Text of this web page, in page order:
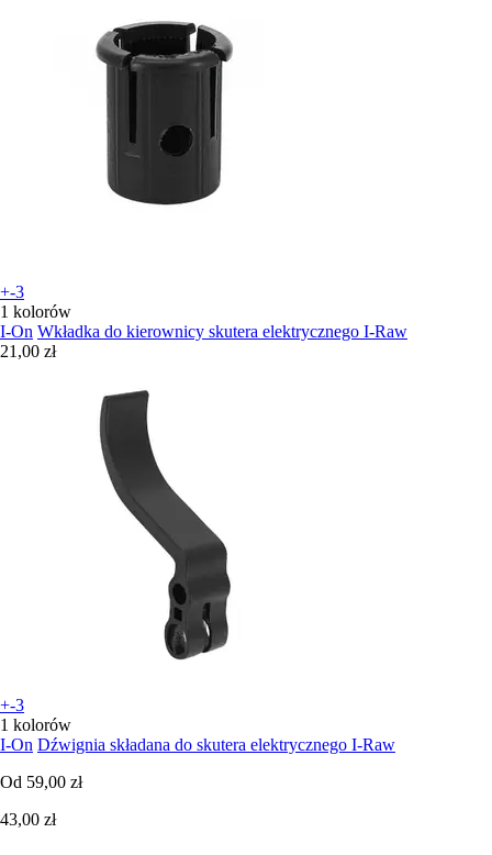
+-3
1 kolorów
I-On Wkładka do kierownicy skutera elektrycznego I-Raw
21,00 zł
+-3
1 kolorów
I-On Dźwignia składana do skutera elektrycznego I-Raw
Od 59,00 zł
43,00 zł